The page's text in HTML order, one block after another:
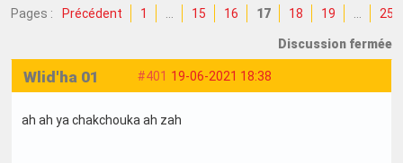
Pages : Précédent 1 15 16 17 18 19 25
Discussion fermée
#401 19-06-2021 18:38
Wlid'ha 01
ah ah ya chakchouka ah zah